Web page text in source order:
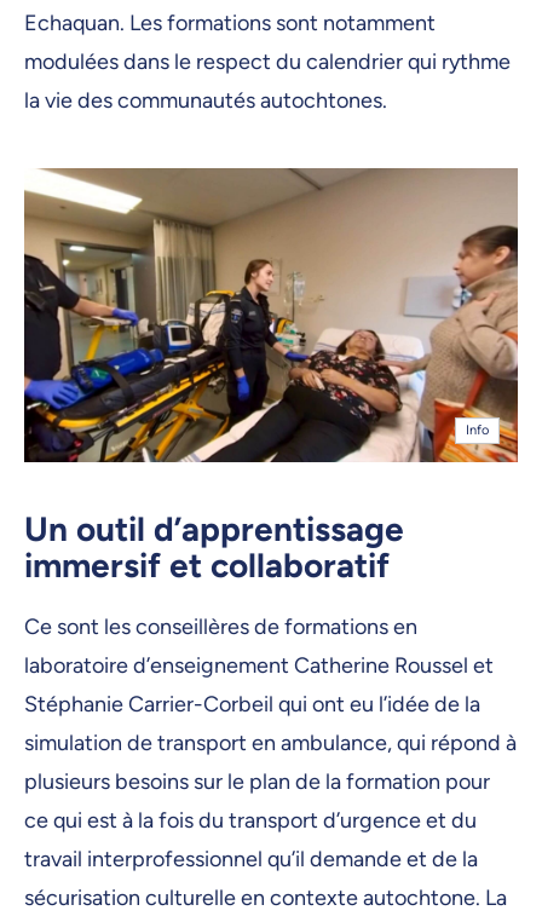
Echaquan. Les formations sont notamment
modulées dans le respect du calendrier qui rythme
la vie des communautés autochtones.
Info
Un outil d’apprentissage
immersif et collaboratif
Ce sont les conseillères de formations en
laboratoire d’enseignement Catherine Roussel et
Stéphanie Carrier-Corbeil qui ont eu l’idée de la
simulation de transport en ambulance, qui répond à
plusieurs besoins sur le plan de la formation pour
ce qui est à la fois du transport d’urgence et du
travail interprofessionnel qu’il demande et de la
sécurisation culturelle en contexte autochtone. La